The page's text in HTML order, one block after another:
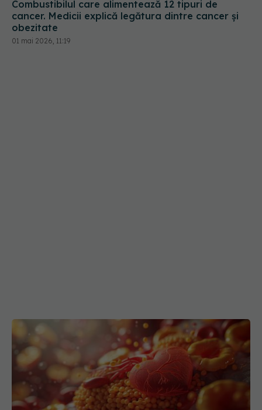
Combustibilul care alimentează 12 tipuri de
cancer. Medicii explică legătura dintre cancer și
obezitate
01 mai 2026, 11:19